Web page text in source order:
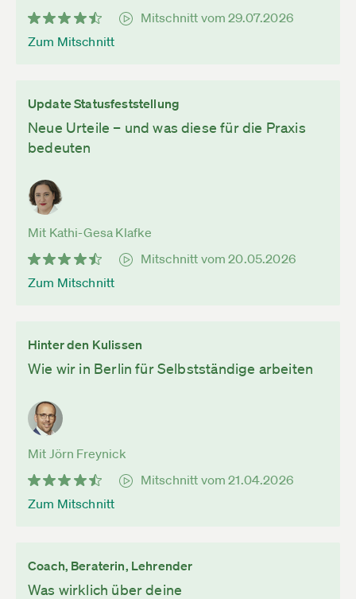
Mitschnitt vom 29.07.2026
Zum Mitschnitt
Update Statusfeststellung
Neue Urteile – und was diese für die Praxis
bedeuten
Mit Kathi-Gesa Klafke
Mitschnitt vom 20.05.2026
Zum Mitschnitt
Hinter den Kulissen
Wie wir in Berlin für Selbstständige arbeiten
Mit Jörn Freynick
Mitschnitt vom 21.04.2026
Zum Mitschnitt
Coach, Beraterin, Lehrender
Was wirklich über deine